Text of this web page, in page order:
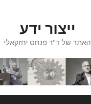
ייצור ידע
האתר של ד"ר פנחס יחזקאלי